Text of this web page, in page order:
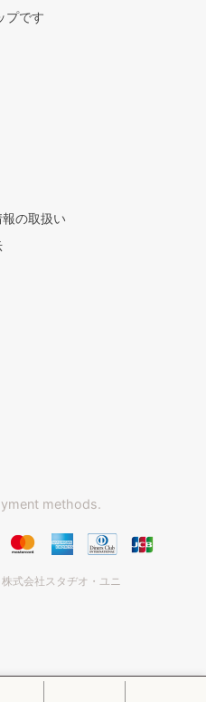
プです
の取扱い
methods.
式会社スタヂオ・ユニ